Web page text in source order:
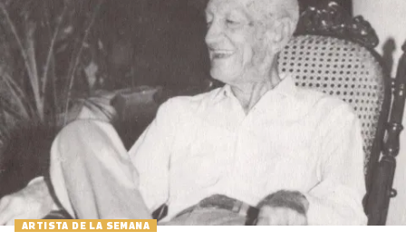
ARTISTA DE LA SEMANA